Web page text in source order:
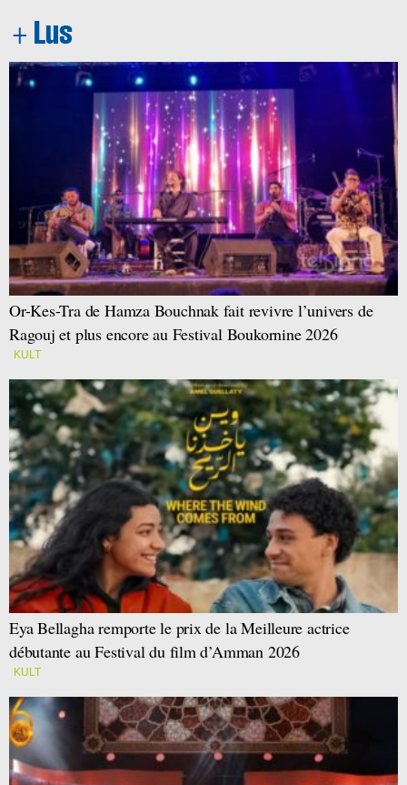
Or-Kes-Tra de Hamza Bouchnak fait revivre l’univers de
Ragouj et plus encore au Festival Boukornine 2026
KULT
Eya Bellagha remporte le prix de la Meilleure actrice
débutante au Festival du film d’Amman 2026
KULT